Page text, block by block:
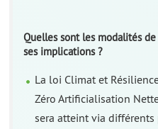
Quelles sont les modalités
ses implications ?
La loi Climat et
Zéro Artificialisation
sera atteint via